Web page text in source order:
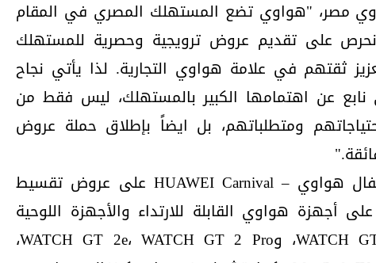
مصر، "هواوي تضع المستهلك المصري في المقام
نحرص على تقديم عروض ترويجية وحصرية للمستهلك
ثقتهم في علامة هواوي التجارية. لذا يأتي نجاح
عن اهتمامها الكبير بالمستهلك، ليس فقط من
ومتطلباتهم، بل ايضاً بإطلاق حملة عروض
تشمل عروض وخصومات كرنفال هواوي – HUAWEI Carnival على عروض تقسيط
على أجهزة هواوي القابلة للارتداء والأجهزة اللوحية
لتتضمن WATCH FIT، وWATCH GT 2، وWATCH GT 2e، WATCH GT 2 Pro،